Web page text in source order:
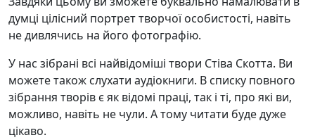
думці цілісний портрет творчої особистості, навіть
не дивлячись на його фотографію.
У нас зібрані всі найвідоміші твори Стіва Скотта. Ви
можете також слухати аудіокниги. В списку повного
зібрання творів є як відомі праці, так і ті, про які ви,
можливо, навіть не чули. А тому читати буде дуже
цікаво.